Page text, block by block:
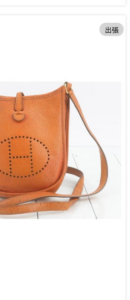
出張